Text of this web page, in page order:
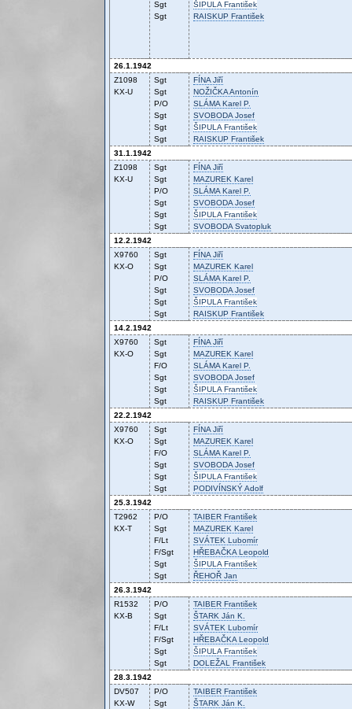
Sgt
Sgt
ŠIPULAFrantišek
RAISKUP František
26.1.1942
Z1098
KX-U
Sgt
Sgt
P/O
Sgt
Sgt
Sgt
FÍNAJiří
NOŽIČKAAntonín
SLÁMAKarel P.
SVOBODAJosef
ŠIPULAFrantišek
RAISKUP František
31.1.1942
Z1098
KX-U
Sgt
Sgt
P/O
Sgt
Sgt
Sgt
FÍNAJiří
MAZUREK Karel
SLÁMAKarel P.
SVOBODAJosef
ŠIPULAFrantišek
SVOBODASvatopluk
12.2.1942
X9760
KX-O
Sgt
Sgt
P/O
Sgt
Sgt
Sgt
FÍNAJiří
MAZUREK Karel
SLÁMAKarel P.
SVOBODAJosef
ŠIPULAFrantišek
RAISKUP František
14.2.1942
X9760
KX-O
Sgt
Sgt
F/O
Sgt
Sgt
Sgt
FÍNAJiří
MAZUREK Karel
SLÁMAKarel P.
SVOBODAJosef
ŠIPULAFrantišek
RAISKUP František
22.2.1942
X9760
KX-O
Sgt
Sgt
F/O
Sgt
Sgt
Sgt
FÍNAJiří
MAZUREK Karel
SLÁMAKarel P.
SVOBODAJosef
ŠIPULAFrantišek
PODIVÍNSKÝAdolf
25.3.1942
T2962
KX-T
P/O
Sgt
F/Lt
F/Sgt
Sgt
Sgt
TAIBER František
MAZUREK Karel
SVÁTEK Lubomír
HŘEBAČKALeopold
ŠIPULAFrantišek
ŘEHOŘ Jan
26.3.1942
R1532
KX-B
P/O
Sgt
F/Lt
F/Sgt
Sgt
Sgt
TAIBER František
ŠTARK Ján K.
SVÁTEK Lubomír
HŘEBAČKALeopold
ŠIPULAFrantišek
DOLEŽAL František
28.3.1942
DV507
KX-W
P/O
Sgt
TAIBER František
ŠTARK Ján K.